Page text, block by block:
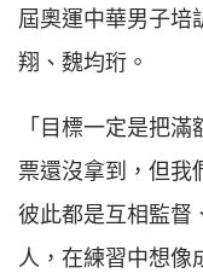
屆奧運中華男子培
翔、魏均珩。
「目標一定是把
票還沒拿到，但我
彼此都是互相監督
人，在練習中想像